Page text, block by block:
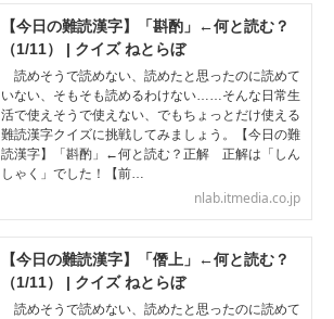
【今日の難読漢字】「斟酌」←何と読む？
（1/11） | クイズ ねとらぼ
読めそうで読めない、読めたと思ったのに読めて
いない、そもそも読めるわけない……そんな日常生
活で使えそうで使えない、でもちょっとだけ使える
難読漢字クイズに挑戦してみましょう。【今日の難
読漢字】「斟酌」←何と読む？正解 正解は「しん
しゃく」でした！【前…
nlab.itmedia.co.jp
【今日の難読漢字】「僭上」←何と読む？
（1/11） | クイズ ねとらぼ
読めそうで読めない、読めたと思ったのに読めて